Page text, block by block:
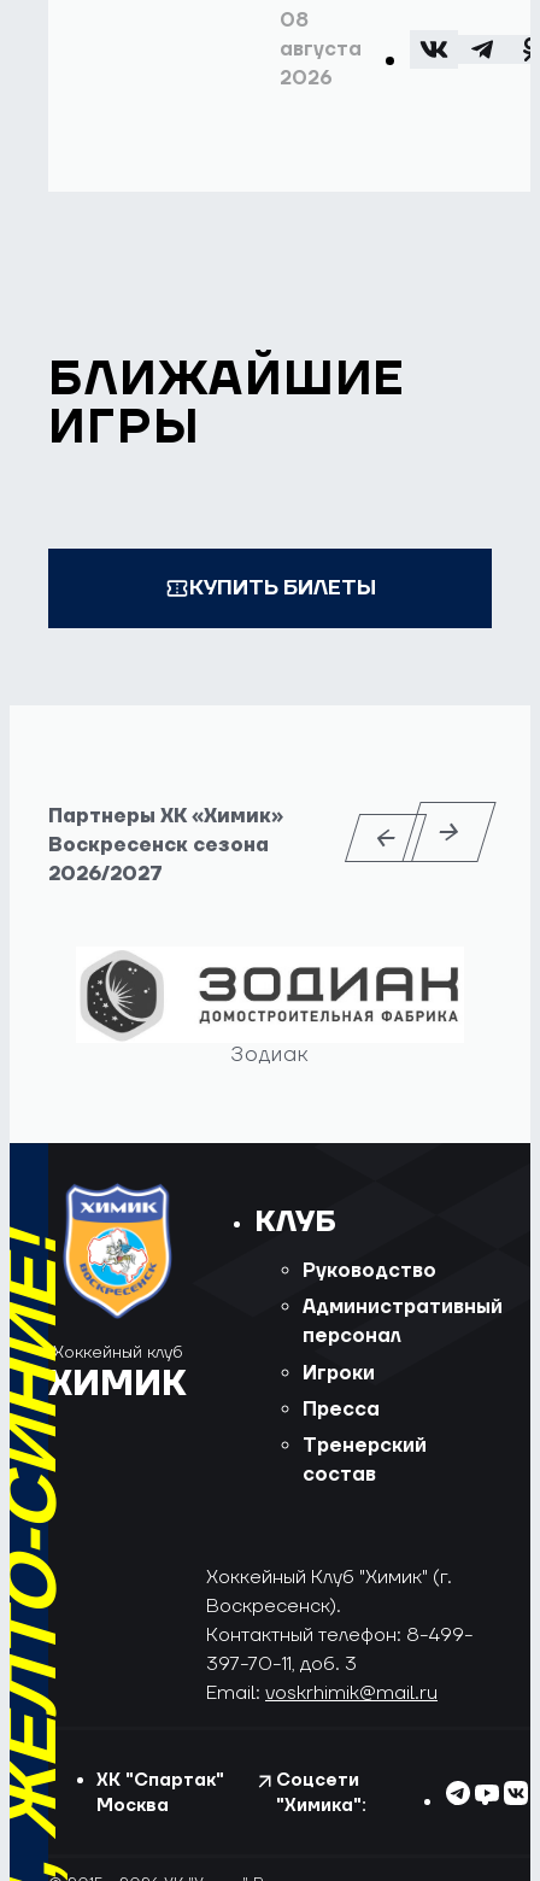
08
августа
2026
БЛИЖАЙШИЕ
ИГРЫ
КУПИТЬ БИЛЕТЫ
Партнеры ХК «Химик»
Воскресенск сезона
2026/2027
Зодиак
Хоккейный клуб
ХИМИК
КЛУБ
Руководство
Административный
персонал
Игроки
Пресса
Тренерский
состав
Хоккейный Клуб "Химик" (г.
Воскресенск).
Контактный телефон: 8-499-
397-70-11, доб. 3
Email: voskrhimik@mail.ru
ХК "Спартак"
Москва
Соцсети
"Химика":